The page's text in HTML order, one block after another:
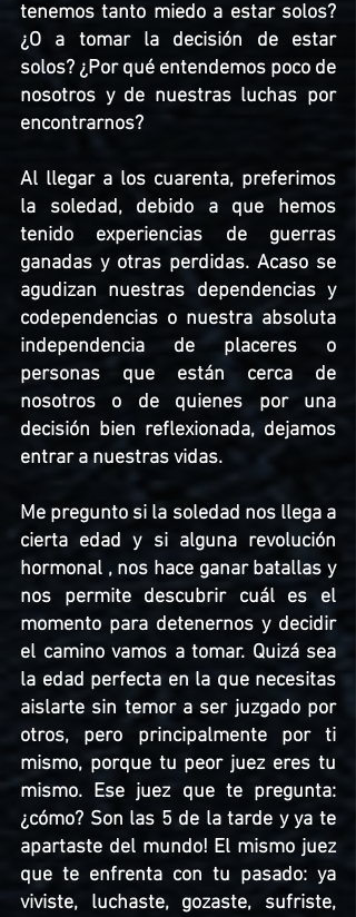
tenemos tanto miedo a estar solos?
¿O a tomar la decisión de estar
solos? ¿Por qué entendemos poco de
nosotros y de nuestras luchas por
encontrarnos?
Al llegar a los cuarenta, preferimos
la soledad, debido a que hemos
tenido experiencias de guerras
ganadas y otras perdidas. Acaso se
agudizan nuestras dependencias y
codependencias o nuestra absoluta
independencia de placeres o
personas que están cerca de
nosotros o de quienes por una
decisión bien reflexionada, dejamos
entrar a nuestras vidas.
Me pregunto si la soledad nos llega a
cierta edad y si alguna revolución
hormonal , nos hace ganar batallas y
nos permite descubrir cuál es el
momento para detenernos y decidir
el camino vamos a tomar. Quizá sea
la edad perfecta en la que necesitas
aislarte sin temor a ser juzgado por
otros, pero principalmente por ti
mismo, porque tu peor juez eres tu
mismo. Ese juez que te pregunta:
¿cómo? Son las 5 de la tarde y ya te
apartaste del mundo! El mismo juez
que te enfrenta con tu pasado: ya
viviste, luchaste, gozaste, sufriste,